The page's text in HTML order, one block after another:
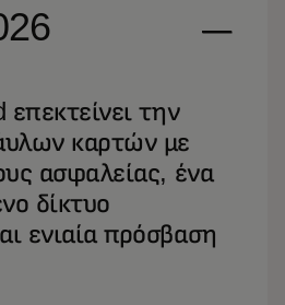
την
καρτών με
ασφαλείας, ένα
δίκτυο
ενιαία πρόσβαση